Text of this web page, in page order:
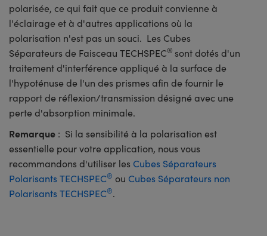
polarisée, ce qui fait que ce produit convienne à
l'éclairage et à d'autres applications où la
polarisation n'est pas un souci. Les Cubes
Séparateurs de Faisceau TECHSPEC® sont dotés d'un
traitement d'interférence appliqué à la surface de
l'hypoténuse de l'un des prismes afin de fournir le
rapport de réflexion/transmission désigné avec une
perte d'absorption minimale.
Remarque : Si la sensibilité à la polarisation est
essentielle pour votre application, nous vous
recommandons d'utiliser les Cubes Séparateurs
Polarisants TECHSPEC® ou Cubes Séparateurs non
Polarisants TECHSPEC®.